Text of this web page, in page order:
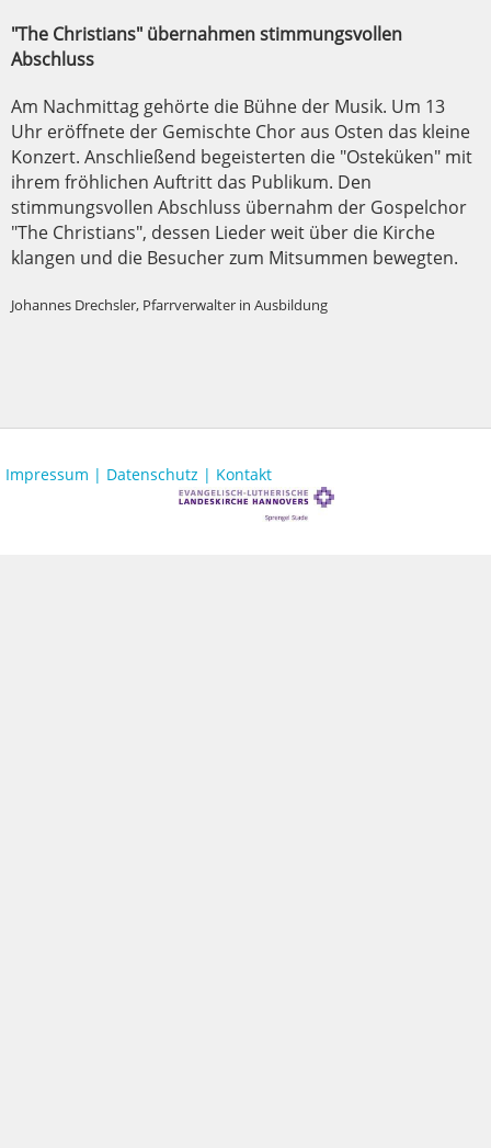
"The Christians" übernahmen stimmungsvollen
Abschluss
Am Nachmittag gehörte die Bühne der Musik. Um 13
Uhr eröffnete der Gemischte Chor aus Osten das kleine
Konzert. Anschließend begeisterten die "Osteküken" mit
ihrem fröhlichen Auftritt das Publikum. Den
stimmungsvollen Abschluss übernahm der Gospelchor
"The Christians", dessen Lieder weit über die Kirche
klangen und die Besucher zum Mitsummen bewegten.
Johannes Drechsler, Pfarrverwalter in Ausbildung
Impressum | Datenschutz | Kontakt